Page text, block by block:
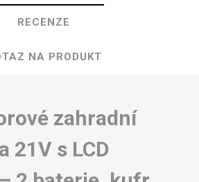
RECENZE
NA PRODUKT
zahradní
21V s LCD